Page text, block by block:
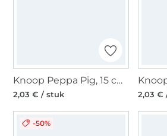
Knoop Peppa Pig, 15 cm, roze
2,03 € / stuk 2,03 €
-50%